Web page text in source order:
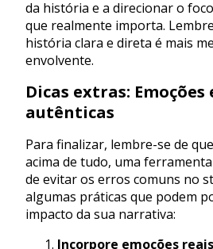
da história e a direcionar o
que realmente importa.
história clara e direta é mais
envolvente.
Dicas extras: Emoções
autênticas
Para finalizar, lembre-se de
acima de tudo, uma
de evitar os erros comuns no
algumas práticas que podem
impacto da sua narrativa:
Incorpore emoções reais